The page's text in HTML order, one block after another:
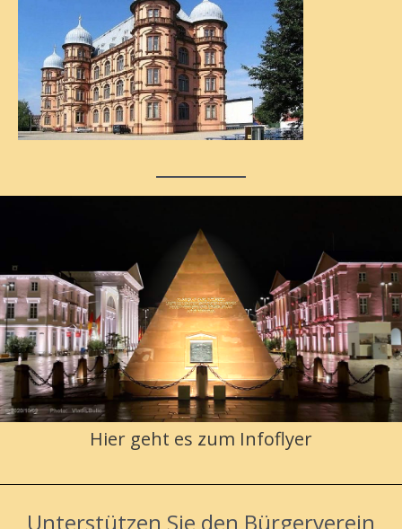
Hier geht es zum Infoflyer
Unterstützen Sie den Bürgerverein